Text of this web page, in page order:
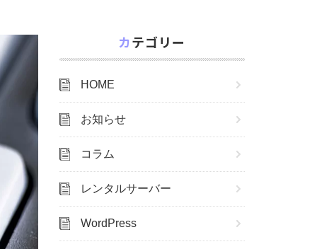
カテゴリー
HOME
お知らせ
コラム
レンタルサーバー
WordPress